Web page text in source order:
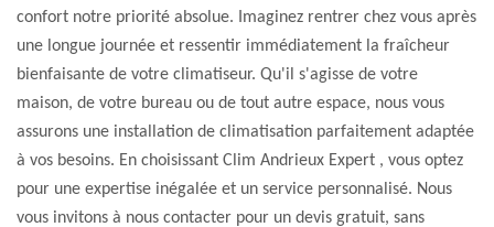
confort notre priorité absolue. Imaginez rentrer chez vous après
une longue journée et ressentir immédiatement la fraîcheur
bienfaisante de votre climatiseur. Qu'il s'agisse de votre
maison, de votre bureau ou de tout autre espace, nous vous
assurons une installation de climatisation parfaitement adaptée
à vos besoins. En choisissant Clim Andrieux Expert , vous optez
pour une expertise inégalée et un service personnalisé. Nous
vous invitons à nous contacter pour un devis gratuit, sans